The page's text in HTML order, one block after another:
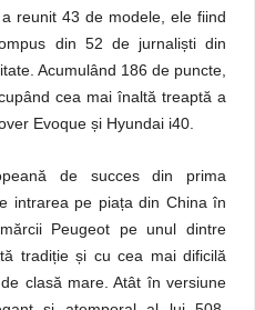
reunit 43 de modele, ele fiind
din 52 de jurnaliști din
Acumulând 186 de puncte,
cea mai înaltă treaptă a
Evoque și Hyundai i40.
de succes din prima
intrarea pe piața din China în
Peugeot pe unul dintre
tradiție și cu cea mai dificilă
clasă mare. Atât în versiune